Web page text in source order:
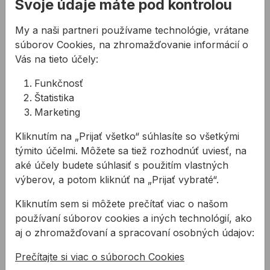
COLLOMIX XQ6
1750W HF bez metly
Expert. Najvýkonnejšie 8-
rýchlostné ručné
miešadlo od 300 do 750
otáčok za minútu.
Určené pre metly ...
766,72 €/ ks
766,72€ s DPH
Na sklade
34 litrovým čiernym
vedrom úplne zadarmo!
Akcia platí do
vypredania záso ...
237,21 € /ks
237,21€ s DPH
Na sklade
Ručné miešadlo COLLOMIX XQ1 1100W HF bez
Ručné miešadlo
Svoje údaje máte pod kontrolou
My a naši partneri používame technológie, vrátane
súborov Cookies, na zhromažďovanie informácií o
Vás na tieto účely:
Funkčnosť
Štatistika
Marketing
Kliknutím na „Prijať všetko“ súhlasíte so všetkými
týmito účelmi. Môžete sa tiež rozhodnúť uviesť, na
aké účely budete súhlasiť s použitím vlastných
výberov, a potom kliknúť na „Prijať vybraté“.
Kliknutím sem si môžete prečítať viac o našom
používaní súborov cookies a iných technológií, ako
aj o zhromažďovaní a spracovaní osobných údajov:
Prečítajte si viac o súboroch Cookies